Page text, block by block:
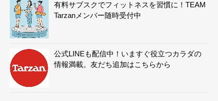
有料サブスクでフィットネスを習慣に！TEAM
Tarzanメンバー随時受付中
公式LINEも配信中！いますぐ役立つカラダの
情報満載。友だち追加はこちらから